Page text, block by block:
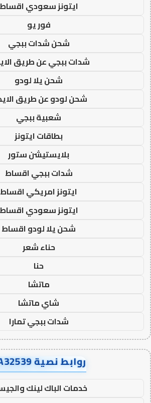
ايتونز سعودي اقساط
فور يو
شحن شدات ببجي
شدات ببجي عن طريق
شحن يلا لودو
شحن لودو عن طريق
شعبية ببجي
بطاقات ايتونز
بلايستيشن ستور
شدات ببجي اقساط
ايتونز امريكي اقساط
ايتونز سعودي اقساط
شحن يلا لودو اقساط
حناء شعر
حنا
ماتشا
شاي ماتشا
شدات ببجي تمارا
روابط نصية AA32539
خدمات الباك لينك